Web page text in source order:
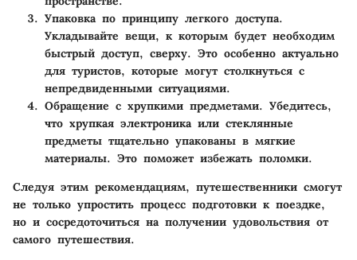
Упаковка по принципу легкого доступа.
Укладывайте вещи, к которым будет необходим
быстрый доступ, сверху. Это особенно актуально
для туристов, которые могут столкнуться с
непредвиденными ситуациями.
Обращение с хрупкими предметами. Убедитесь,
что хрупкая электроника или стеклянные
предметы тщательно упакованы в мягкие
материалы. Это поможет избежать поломки.
Следуя этим рекомендациям, путешественники смогут
не только упростить процесс подготовки к поездке,
но и сосредоточиться на получении удовольствия от
самого путешествия.